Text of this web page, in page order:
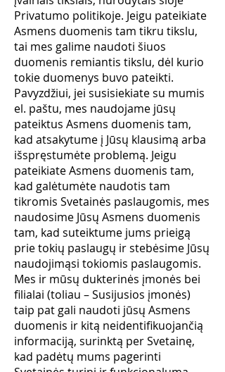
Privatumo politikoje. Jeigu pateikiate
Asmens duomenis tam tikru tikslu,
tai mes galime naudoti šiuos
duomenis remiantis tikslu, dėl kurio
tokie duomenys buvo pateikti.
Pavyzdžiui, jei susisiekiate su mumis
el. paštu, mes naudojame jūsų
pateiktus Asmens duomenis tam,
kad atsakytume į Jūsų klausimą arba
išspręstumėte problemą. Jeigu
pateikiate Asmens duomenis tam,
kad galėtumėte naudotis tam
tikromis Svetainės paslaugomis, mes
naudosime Jūsų Asmens duomenis
tam, kad suteiktume jums prieigą
prie tokių paslaugų ir stebėsime Jūsų
naudojimąsi tokiomis paslaugomis.
Mes ir mūsų dukterinės įmonės bei
filialai (toliau – Susijusios įmonės)
taip pat gali naudoti jūsų Asmens
duomenis ir kitą neidentifikuojančią
informaciją, surinktą per Svetainę,
kad padėtų mums pagerinti